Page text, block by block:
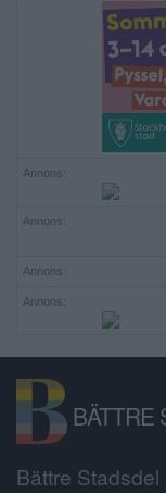
Annons:
Annons:
Annons:
Annons:
BÄTTRE
Bättre